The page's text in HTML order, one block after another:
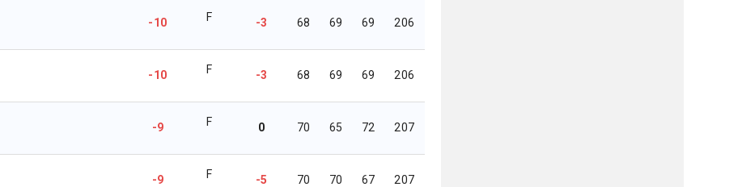
-10 F -3 68 69 69 206
-10 F -3 68 69 69 206
-9 F 0 70 65 72 207
-9 F -5 70 70 67 207